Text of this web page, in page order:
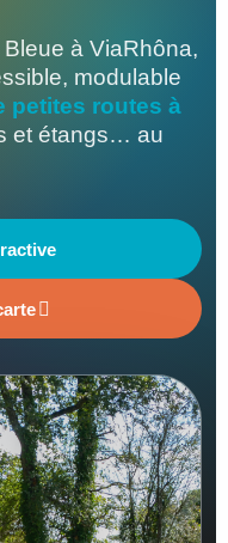
à ViaRhôna,
modulable
petites routes à
et étangs… au